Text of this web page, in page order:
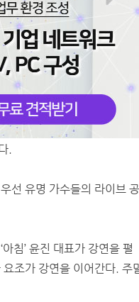
.
선 유명 가수들의 라이브 공
침’ 윤진 대표가 강연을 펼
조가 강연을 이어간다. 주